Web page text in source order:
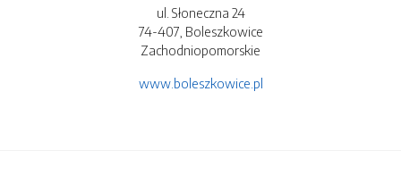
ul. Słoneczna 24
74-407, Boleszkowice
Zachodniopomorskie
www.boleszkowice.pl